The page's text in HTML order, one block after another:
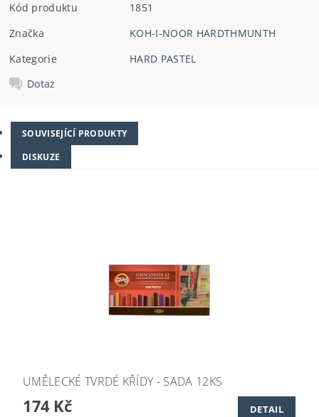
Kód produktu
1851
Značka
KOH-I-NOOR HARDTHMUNTH
Kategorie
HARD PASTEL
Dotaz
SOUVISEJÍCÍ PRODUKTY
DISKUZE
UMĚLECKÉ TVRDÉ KŘÍDY - SADA 12KS
174 Kč DETAIL